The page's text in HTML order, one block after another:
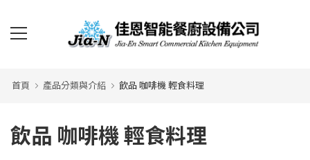
首頁 產品分類與介紹 飲品 咖啡機 輕食料理
飲品 咖啡機 輕食料理